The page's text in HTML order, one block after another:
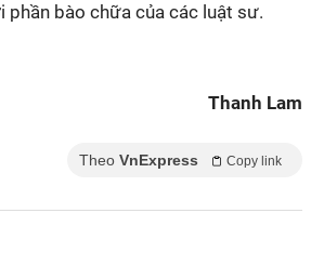
phần bào chữa của các luật sư.
Thanh Lam
Theo VnExpress Copy link